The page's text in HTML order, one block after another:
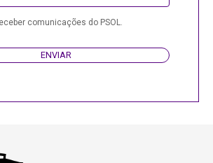
comunicações do PSOL.
ENVIAR